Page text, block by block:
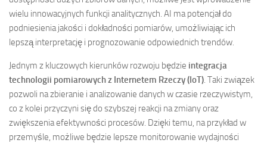
wielu innowacyjnych funkcji analitycznych. AI ma potencjał do
podniesienia jakości i dokładności pomiarów, umożliwiając ich
lepszą interpretację i prognozowanie odpowiednich trendów.
Jednym z kluczowych kierunków rozwoju będzie integracja
technologii pomiarowych z Internetem Rzeczy (IoT). Taki związek
pozwoli na zbieranie i analizowanie danych w czasie rzeczywistym,
co z kolei przyczyni się do szybszej reakcji na zmiany oraz
zwiększenia efektywności procesów. Dzięki temu, na przykład w
przemyśle, możliwe będzie lepsze monitorowanie wydajności